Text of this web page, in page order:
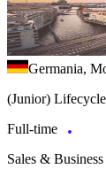
Germania,
(Junior)
Full-time
Sales &